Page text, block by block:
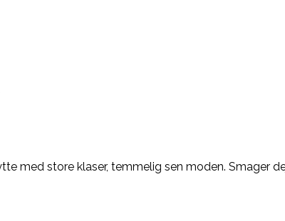
med store klaser, temmelig sen moden. Smager